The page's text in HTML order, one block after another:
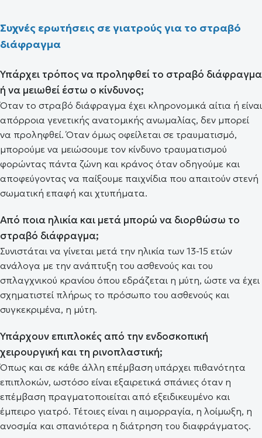
Συχνές ερωτήσεις σε γιατρούς για το στραβό
διάφραγμα
Υπάρχει τρόπος να προληφθεί το στραβό διάφραγμα
ή να μειωθεί έστω ο κίνδυνος;
Όταν το στραβό διάφραγμα έχει κληρονομικά αίτια ή είναι
απόρροια γενετικής ανατομικής ανωμαλίας, δεν μπορεί
να προληφθεί. Όταν όμως οφείλεται σε τραυματισμό,
μπορούμε να μειώσουμε τον κίνδυνο τραυματισμού
φορώντας πάντα ζώνη και κράνος όταν οδηγούμε και
αποφεύγοντας να παίξουμε παιχνίδια που απαιτούν στενή
σωματική επαφή και χτυπήματα.
Από ποια ηλικία και μετά μπορώ να διορθώσω το
στραβό διάφραγμα;
Συνιστάται να γίνεται μετά την ηλικία των 13-15 ετών
ανάλογα με την ανάπτυξη του ασθενούς και του
σπλαγχνικού κρανίου όπου εδράζεται η μύτη, ώστε να έχει
σχηματιστεί πλήρως το πρόσωπο του ασθενούς και
συγκεκριμένα, η μύτη.
Υπάρχουν επιπλοκές από την ενδοσκοπική
χειρουργική και τη ρινοπλαστική;
Όπως και σε κάθε άλλη επέμβαση υπάρχει πιθανότητα
επιπλοκών, ωστόσο είναι εξαιρετικά σπάνιες όταν η
επέμβαση πραγματοποιείται από εξειδικευμένο και
έμπειρο γιατρό. Τέτοιες είναι η αιμορραγία, η λοίμωξη, η
ανοσμία και σπανιότερα η διάτρηση του διαφράγματος.